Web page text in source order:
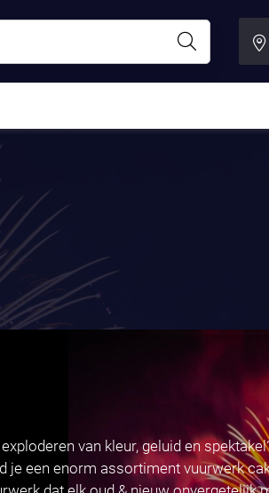
van kleur, geluid en
je een enorm assortiment vuurwerk